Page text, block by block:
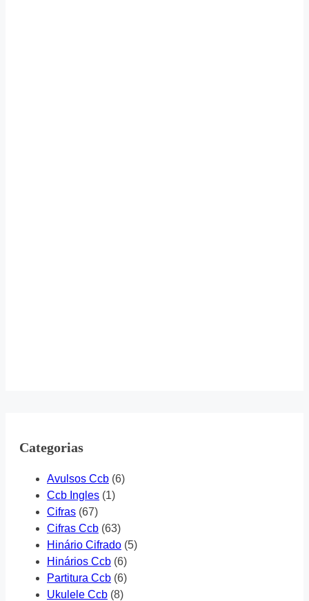
Categorias
Avulsos Ccb (6)
Ccb Ingles (1)
Cifras (67)
Cifras Ccb (63)
Hinário Cifrado (5)
Hinários Ccb (6)
Partitura Ccb (6)
Ukulele Ccb (8)